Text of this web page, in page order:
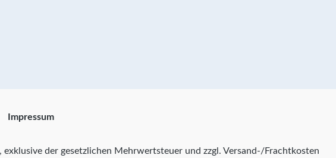
Impressum
der gesetzlichen Mehrwertsteuer und zzgl. Versand-/Frachtkosten